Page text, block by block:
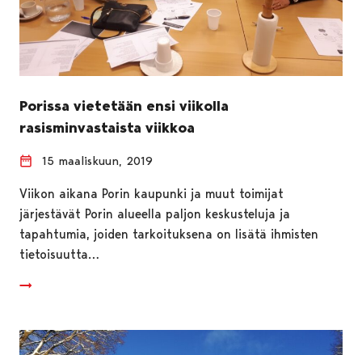
Porissa vietetään ensi viikolla
rasisminvastaista viikkoa
15 maaliskuun, 2019
Viikon aikana Porin kaupunki ja muut toimijat
järjestävät Porin alueella paljon keskusteluja ja
tapahtumia, joiden tarkoituksena on lisätä ihmisten
tietoisuutta…